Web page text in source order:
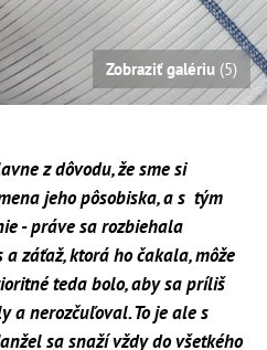
Zobraziť galériu (5)
z dôvodu, že sme si
jeho pôsobiska, a s tým
- práve sa rozbiehala
záťaž, ktorá ho čakala, môže
teda bolo, aby sa príliš
a nerozčuľoval. To je ale s
sa snaží vždy do všetkého